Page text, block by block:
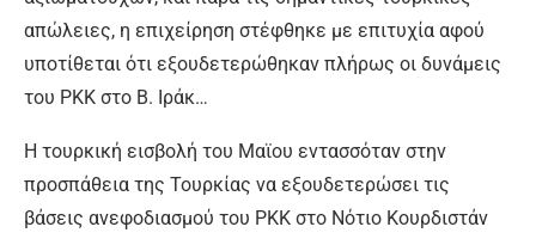
απώλειες, η επιχείρηση στέφθηκε με επιτυχία αφού
υποτίθεται ότι εξουδετερώθηκαν πλήρως οι δυνάμεις
του PKK στο Β. Ιράκ…
Η τουρκική εισβολή του Μαϊου εντασσόταν στην
προσπάθεια της Τουρκίας να εξουδετερώσει τις
βάσεις ανεφοδιασμού του PKK στο Νότιο Κουρδιστάν